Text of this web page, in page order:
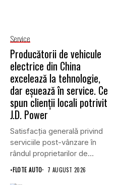
Service
Producătorii de vehicule
electrice din China
excelează la tehnologie,
dar eșuează în service. Ce
spun clienții locali potrivit
J.D. Power
Satisfacția generală privind
serviciile post-vânzare în
rândul proprietarilor de
vehicule cu energie...
•FLOTE AUTO 7 AUGUST 2026